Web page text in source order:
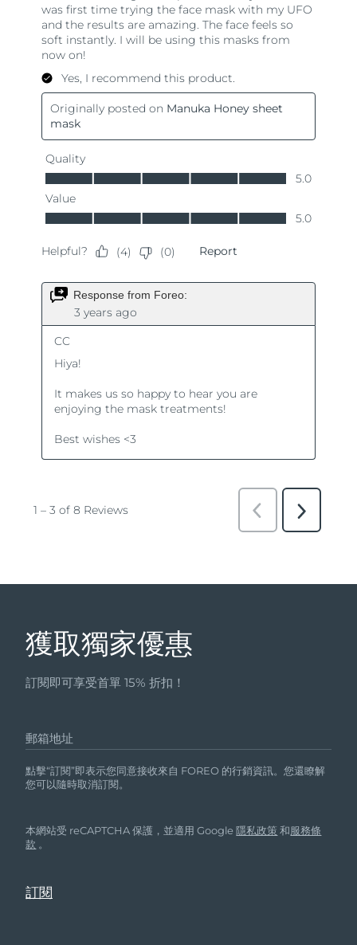
獲取獨家優惠
訂閱即可享受首單 15% 折扣！
郵箱地址
點擊“訂閱”即表示您同意接收來自 FOREO 的行銷資訊。您還瞭解
您可以隨時取消訂閱。
本網站受 reCAPTCHA 保護，並適用 Google隱私政策 和服務條
款 。